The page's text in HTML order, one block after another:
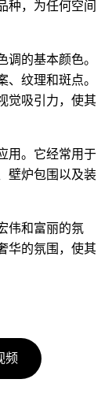
种，为任何空间
的基本颜色。
纹理和斑点。
觉吸引力，使其
用。它经常用于
壁炉包围以及装
伟和富丽的氛
华的氛围，使其
频